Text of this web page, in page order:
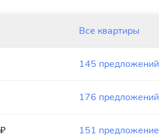
Все квартиры
145 предложений
176 предложений
151 предложение